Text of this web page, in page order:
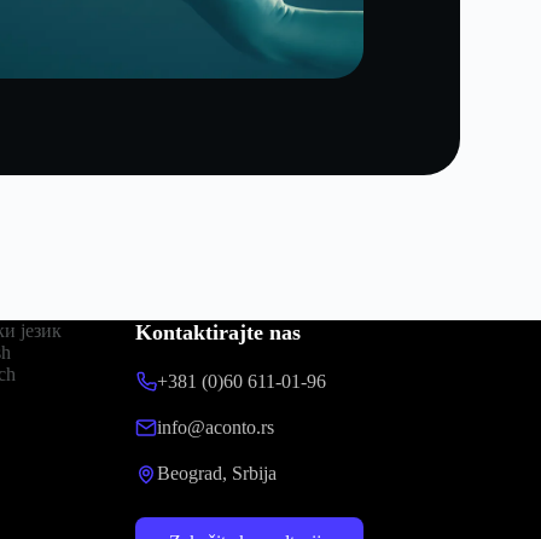
језик
Kontaktirajte nas
+381 (0)60 611-01-96
info@aconto.rs
Beograd, Srbija